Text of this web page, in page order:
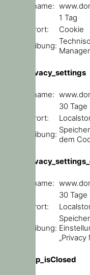
Domainname:
1 Tag
Speicherort:
Cookie
Beschreibung:
user_privacy_settings
Domainname:
30 Tage
Speicherort:
Beschreibung:
dem
Domainname:
30 Tage
Speicherort:
Beschreibung:
„Privacy
ce_popup_isClosed